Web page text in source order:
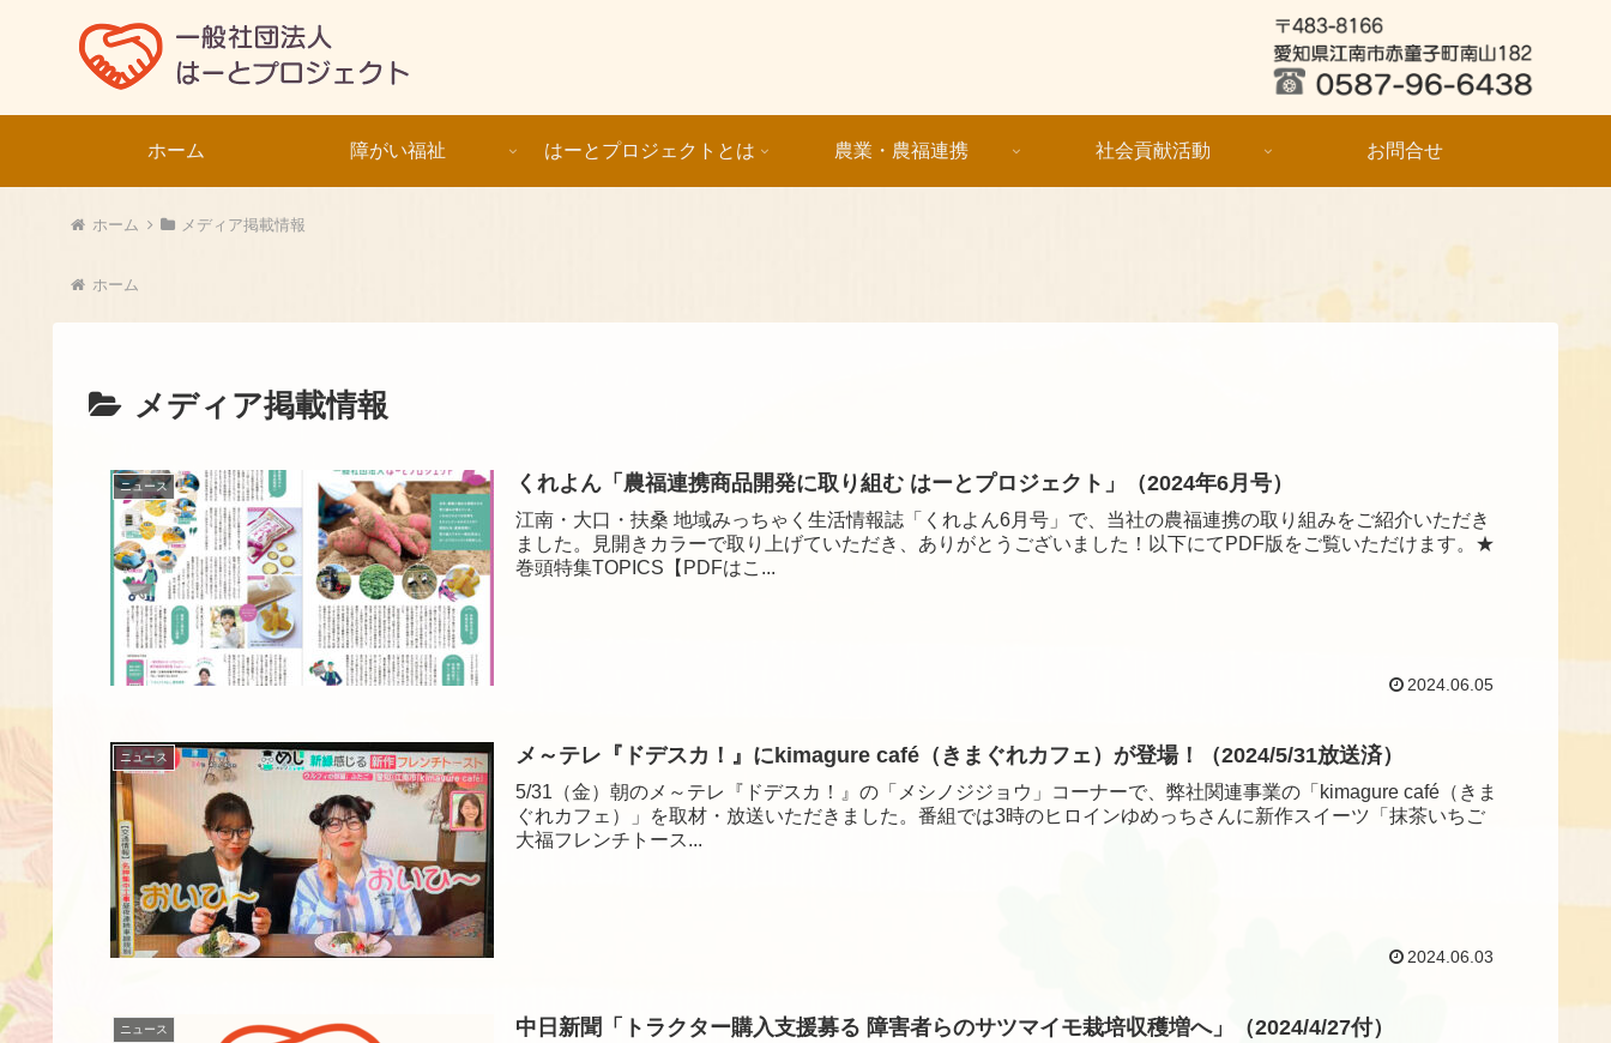
ホーム 障がい福祉 はーとプロジェクトとは 農業・農福連携 社会貢献活動 お問合せ
ホーム メディア掲載情報
ホーム
メディア掲載情報
ニュース くれよん「農福連携商品開発に取り組む はーとプロジェクト」（2024年6月号）
江南・大口・扶桑 地域みっちゃく生活情報誌「くれよん6月号」で、当社の農福連携の取り組みをご紹介いただき
ました。見開きカラーで取り上げていただき、ありがとうございました！以下にてPDF版をご覧いただけます。★
巻頭特集TOPICS【PDFはこ...
2024.06.05
ニュース メ～テレ『ドデスカ！』にkimagure café（きまぐれカフェ）が登場！（2024/5/31放送済）
5/31（金）朝のメ～テレ『ドデスカ！』の「メシノジジョウ」コーナーで、弊社関連事業の「kimagure café（きま
ぐれカフェ）」を取材・放送いただきました。番組では3時のヒロインゆめっちさんに新作スイーツ「抹茶いちご
大福フレンチトース...
2024.06.03
ニュース 中日新聞「トラクター購入支援募る 障害者らのサツマイモ栽培収穫増へ」（2024/4/27付）